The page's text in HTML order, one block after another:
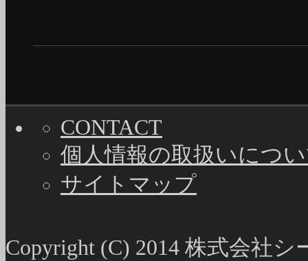
CONTACT
個人情報の取扱いにつ
サイトマップ
Copyright (C) 2014 株式会社